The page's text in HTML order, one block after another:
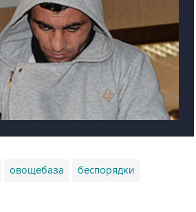
овощебаза беспорядки